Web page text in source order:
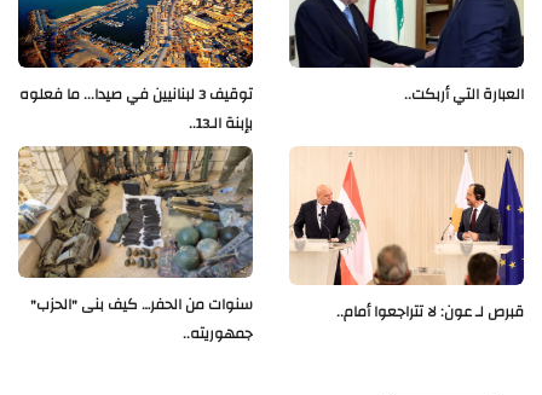
توقيف 3 لبنانيين في صيدا... ما فعلوه
بإبنة الـ13..
العبارة التي أربكت..
سنوات من الحفر… كيف بنى "الحزب"
جمهوريته..
قبرص لـ عون: لا تتراجعوا أمام..